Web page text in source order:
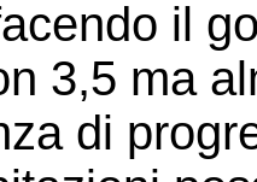
il
3,5 ma
di